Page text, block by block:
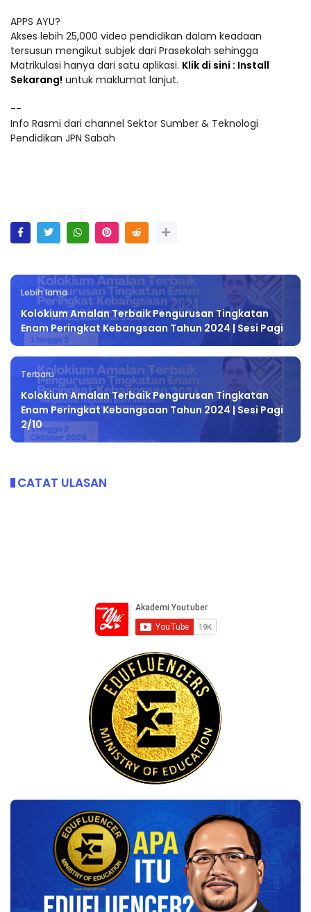
APPS AYU?
Akses lebih 25,000 video pendidikan dalam keadaan
tersusun mengikut subjek dari Prasekolah sehingga
Matrikulasi hanya dari satu aplikasi. Klik di sini : Install
Sekarang! untuk maklumat lanjut.
--
Info Rasmi dari channel Sektor Sumber & Teknologi
Pendidikan JPN Sabah
Lebih lama
Kolokium Amalan Terbaik Pengurusan Tingkatan
Enam Peringkat Kebangsaan Tahun 2024 | Sesi Pagi
Terbaru
Kolokium Amalan Terbaik Pengurusan Tingkatan
Enam Peringkat Kebangsaan Tahun 2024 | Sesi Pagi
2/10
CATAT ULASAN